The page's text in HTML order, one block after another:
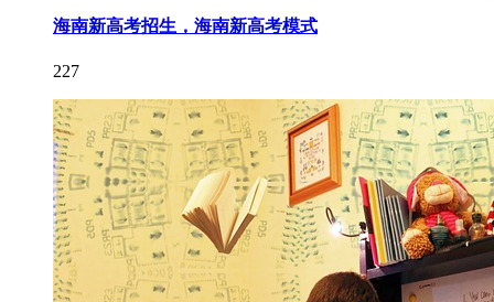
海南新高考招生，海南新高考模式
227